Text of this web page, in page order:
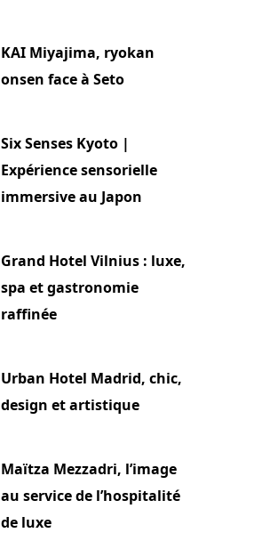
KAI Miyajima, ryokan
onsen face à Seto
Six Senses Kyoto |
Expérience sensorielle
immersive au Japon
Grand Hotel Vilnius : luxe,
spa et gastronomie
raffinée
Urban Hotel Madrid, chic,
design et artistique
Maïtza Mezzadri, l’image
au service de l’hospitalité
de luxe